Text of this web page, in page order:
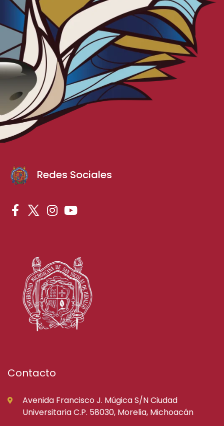
Redes Sociales
Contacto
Avenida Francisco J. Múgica S/N Ciudad
Universitaria C.P. 58030, Morelia, Michoacán